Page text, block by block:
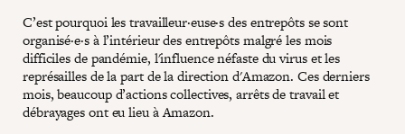
C’est pourquoi les travailleur·euse·s des entrepôts se sont
organisé·e·s à l’intérieur des entrepôts malgré les mois
difficiles de pandémie, l'influence néfaste du virus et les
représailles de la part de la direction d'Amazon. Ces derniers
mois, beaucoup d’actions collectives, arrêts de travail et
débrayages ont eu lieu à Amazon.